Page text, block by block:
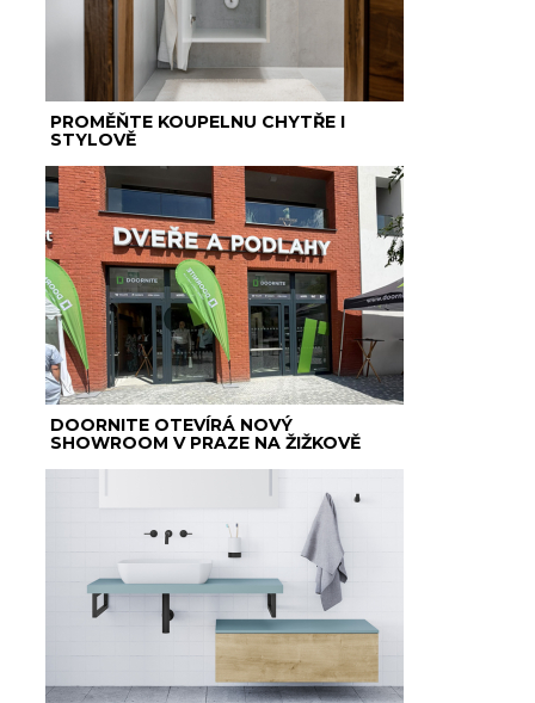
PROMĚŇTE KOUPELNU CHYTŘE I
STYLOVĚ
DOORNITE OTEVÍRÁ NOVÝ
SHOWROOM V PRAZE NA ŽIŽKOVĚ